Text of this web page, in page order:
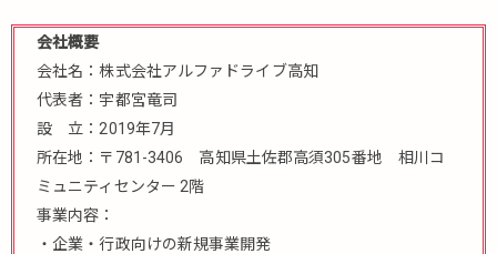
会社概要
会社名：株式会社アルファドライブ高知
代表者：宇都宮竜司
設 立：2019年7月
所在地：〒781-3406 高知県土佐郡高須305番地 相川コ
ミュニティセンター 2階
事業内容：
・企業・行政向けの新規事業開発